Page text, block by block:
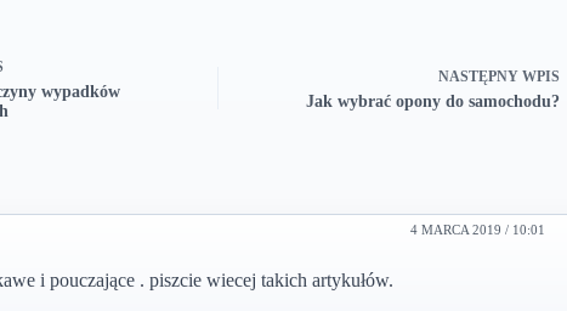
wypadków
NASTĘPNY WPIS
Jak wybrać opony do samochodu?
4 MARCA 2019 / 10:01
i pouczające . piszcie wiecej takich artykułów.